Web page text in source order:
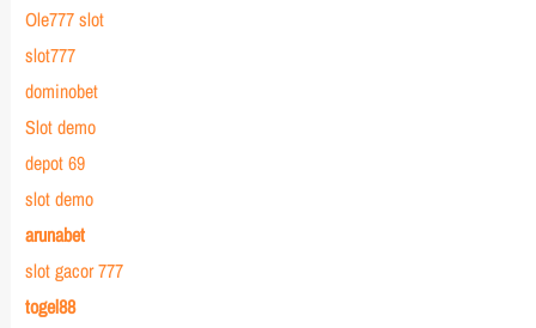
Ole777 slot
slot777
dominobet
Slot demo
depot 69
slot demo
arunabet
slot gacor 777
togel88